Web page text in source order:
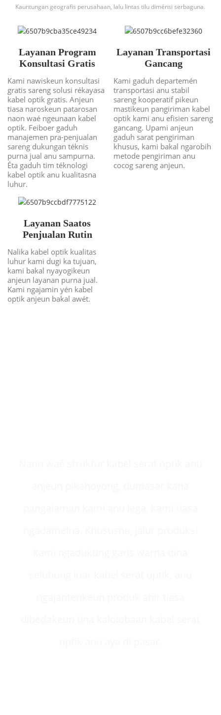
Kauntungan geografis perusahaan, lalu lintas tilu diménsi serbaguna.
Layanan Program
Konsultasi Gratis
Kami nawiskeun konsultasi
gratis sareng solusi rékayasa
kabel optik gratis. Anjeun
tiasa naroskeun patarosan
naon waé ngeunaan kabel
optik. Feiboer gaduh
manajemen pra-penjualan
sareng dukungan téknis
purna jual anu sampurna.
Éta gaduh tim téknologi
kabel optik anu kualitasna
luhur.
Layanan Transportasi
Gancang
Kami gaduh departemén
transportasi anu stabil
sareng kooperatif pikeun
mastikeun pangiriman kabel
optik kami anu efisien sareng
gancang. Upami anjeun
gaduh sarat pengiriman
khusus, kami bakal ngarobih
metode pengiriman anu
cocog sareng anjeun.
Layanan Saatos
Penjualan Rutin
Nalika kabel optik kualitas
luhur kami dugi ka tujuan,
kami bakal nyayogikeun
anjeun layanan purna jual.
Kami ngajamin yén kabel
optik anjeun bakal awét.